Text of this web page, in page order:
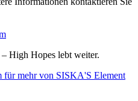
High Hopes lebt weiter.
für mehr von SISKA'S Element